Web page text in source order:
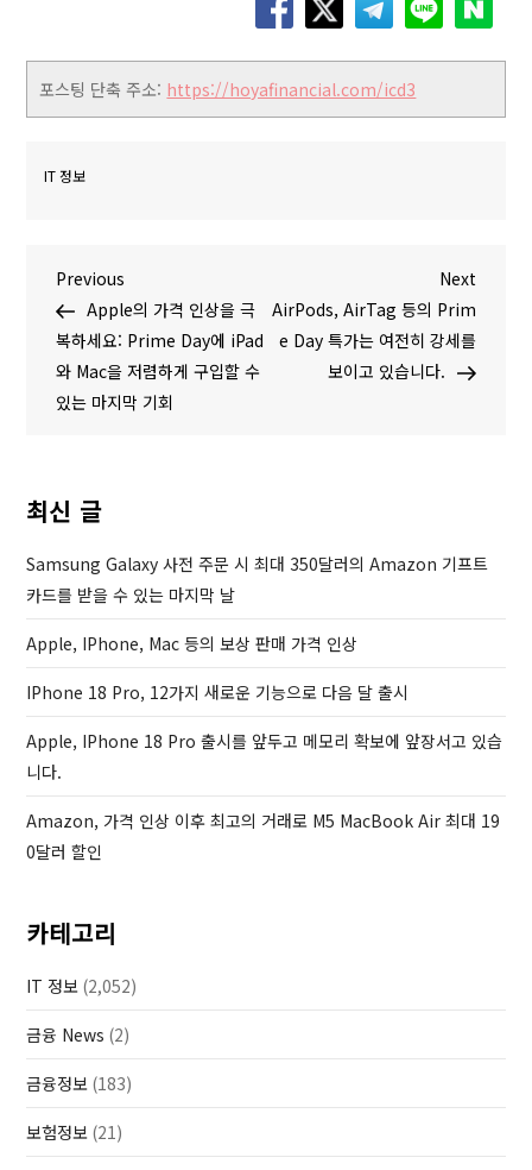
포스팅 단축 주소: https://hoyafinancial.com/icd3
IT 정보
글
탐
색
P
r
e
v
i
P
o
s
t
Previous
Apple의 가격 인상을 극
복하세요: Prime Day에 iPad
와 Mac을 저렴하게 구입할 수
있는 마지막 기회
N
e
x
t
Next
AirPods, AirTag 등의 Prim
e Day 특가는 여전히 강세를
보이고 있습니다.
최신 글
Samsung Galaxy 사전 주문 시 최대 350달러의 Amazon 기프트
카드를 받을 수 있는 마지막 날
Apple, IPhone, Mac 등의 보상 판매 가격 인상
IPhone 18 Pro, 12가지 새로운 기능으로 다음 달 출시
Apple, IPhone 18 Pro 출시를 앞두고 메모리 확보에 앞장서고 있습
니다.
Amazon, 가격 인상 이후 최고의 거래로 M5 MacBook Air 최대 19
0달러 할인
카테고리
IT 정보 (2,052)
금융 News (2)
금융정보 (183)
보험정보 (21)